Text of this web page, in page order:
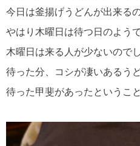
今日は釜揚げうどんが出来る
やはり木曜日は待つ日のようで
木曜日は来る人が少ないので
待った分、コシが凄いあるう
待った甲斐があったというこ